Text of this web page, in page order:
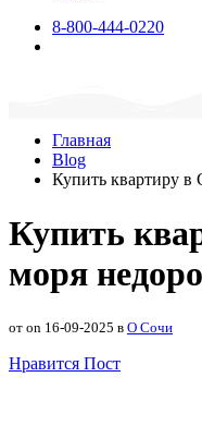
8-800-444-0220
Главная
Blog
Купить квартиру в
Купить
моря
от on 16-09-2025 в О Сочи
Нравится Пост